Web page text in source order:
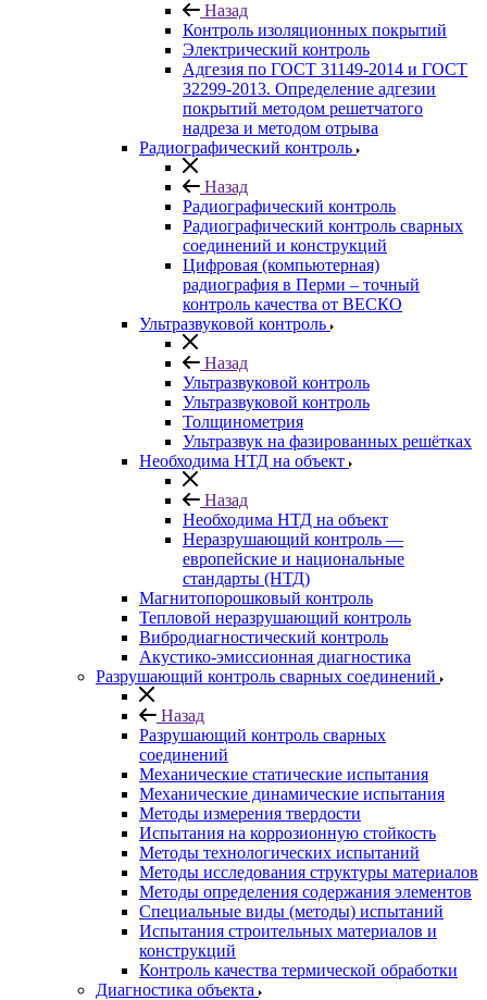
Назад
Контроль изоляционных покрытий
Электрический контроль
Адгезия по ГОСТ 31149-2014 и ГОСТ
32299-2013. Определение адгезии
покрытий методом решетчатого
надреза и методом отрыва
Радиографический контроль
Назад
Радиографический контроль
Радиографический контроль сварных
соединений и конструкций
Цифровая (компьютерная)
радиография в Перми – точный
контроль качества от ВЕСКО
Ультразвуковой контроль
Назад
Ультразвуковой контроль
Ультразвуковой контроль
Толщинометрия
Ультразвук на фазированных решётках
Необходима НТД на объект
Назад
Необходима НТД на объект
Неразрушающий контроль —
европейские и национальные
стандарты (НТД)
Магнитопорошковый контроль
Тепловой неразрушающий контроль
Вибродиагностический контроль
Акустико-эмиссионная диагностика
Разрушающий контроль сварных соединений
Назад
Разрушающий контроль сварных
соединений
Механические статические испытания
Механические динамические испытания
Методы измерения твердости
Испытания на коррозионную стойкость
Методы технологических испытаний
Методы исследования структуры материалов
Методы определения содержания элементов
Специальные виды (методы) испытаний
Испытания строительных материалов и
конструкций
Контроль качества термической обработки
Диагностика объекта